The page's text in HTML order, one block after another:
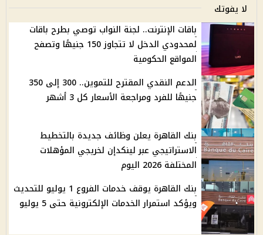
لا يفوتك
باقات الإنترنت.. لجنة النواب توصي بطرح باقات
لمحدودي الدخل لا تتجاوز 150 جنيهًا وتصفح
المواقع الحكومية
الدعم النقدي المقترح للتموين.. 300 إلى 350
جنيهًا للفرد ومراجعة الأسعار كل 3 أشهر
بنك القاهرة يعلن وظائف جديدة بالتخطيط
الاستراتيجي عبر لينكدإن لخريجي المؤهلات
المختلفة 2026 اليوم
بنك القاهرة يوقف خدمات الفروع 1 يوليو للتحديث
ويؤكد استمرار الخدمات الإلكترونية حتى 5 يوليو